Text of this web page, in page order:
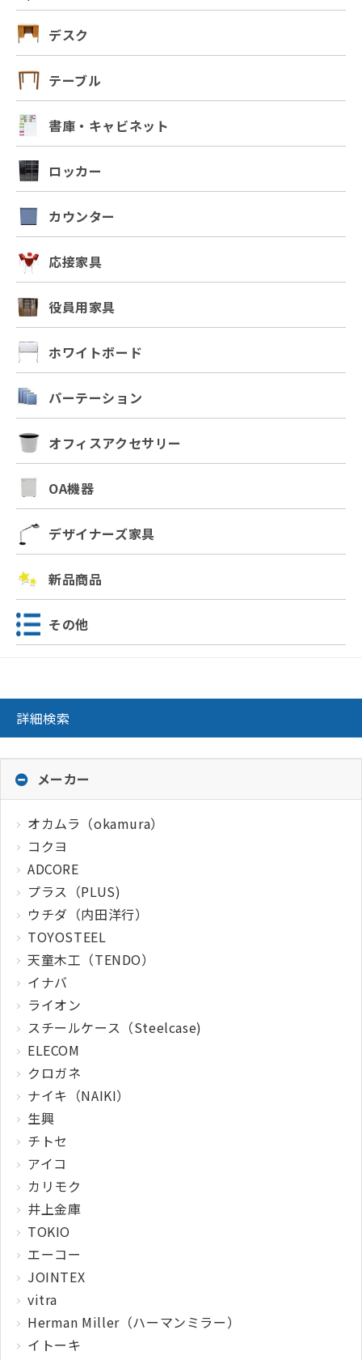
デスク
テーブル
書庫・キャビネット
ロッカー
カウンター
応接家具
役員用家具
ホワイトボード
パーテーション
オフィスアクセサリー
OA機器
デザイナーズ家具
新品商品
その他
詳細検索
メーカー
オカムラ（okamura）
コクヨ
ADCORE
プラス（PLUS)
ウチダ（内田洋行）
TOYOSTEEL
天童木工（TENDO）
イナバ
ライオン
スチールケース（Steelcase)
ELECOM
クロガネ
ナイキ（NAIKI）
生興
チトセ
アイコ
カリモク
井上金庫
TOKIO
エーコー
JOINTEX
vitra
Herman Miller（ハーマンミラー）
イトーキ